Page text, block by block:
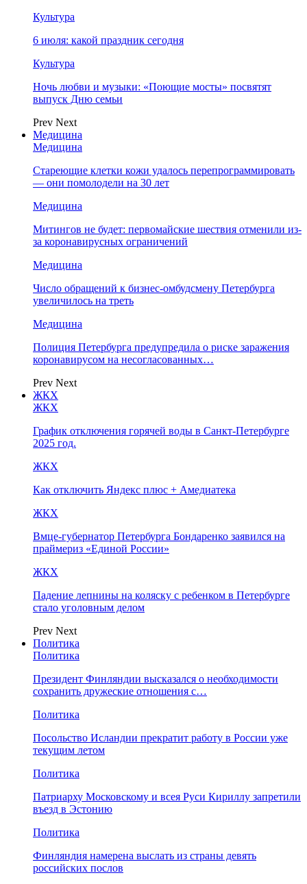
Культура
6 июля: какой праздник сегодня
Культура
Ночь любви и музыки: «Поющие мосты» посвятят
выпуск Дню семьи
Prev Next
Медицина
Медицина
Стареющие клетки кожи удалось перепрограммировать
— они помолодели на 30 лет
Медицина
Митингов не будет: первомайские шествия отменили из-
за коронавирусных ограничений
Медицина
Число обращений к бизнес-омбудсмену Петербурга
увеличилось на треть
Медицина
Полиция Петербурга предупредила о риске заражения
коронавирусом на несогласованных…
Prev Next
ЖКХ
ЖКХ
График отключения горячей воды в Санкт-Петербурге
2025 год.
ЖКХ
Как отключить Яндекс плюс + Амедиатека
ЖКХ
Вмце-губернатор Петербурга Бондаренко заявился на
праймериз «Единой России»
ЖКХ
Падение лепнины на коляску с ребенком в Петербурге
стало уголовным делом
Prev Next
Политика
Политика
Президент Финляндии высказался о необходимости
сохранить дружеские отношения с…
Политика
Посольство Исландии прекратит работу в России уже
текущим летом
Политика
Патриарху Московскому и всея Руси Кириллу запретили
въезд в Эстонию
Политика
Финляндия намерена выслать из страны девять
российских послов